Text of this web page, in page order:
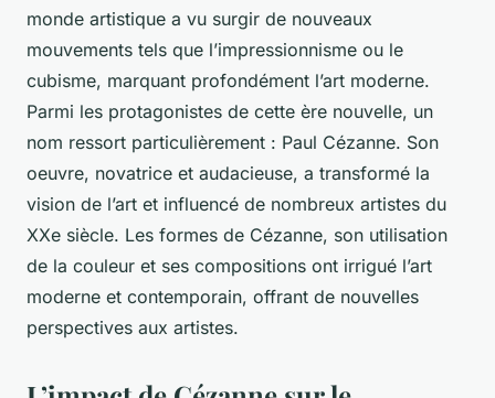
monde artistique a vu surgir de nouveaux
mouvements tels que l’impressionnisme ou le
cubisme, marquant profondément l’art moderne.
Parmi les protagonistes de cette ère nouvelle, un
nom ressort particulièrement : Paul Cézanne. Son
oeuvre, novatrice et audacieuse, a transformé la
vision de l’art et influencé de nombreux artistes du
XXe siècle. Les formes de Cézanne, son utilisation
de la couleur et ses compositions ont irrigué l’art
moderne et contemporain, offrant de nouvelles
perspectives aux artistes.